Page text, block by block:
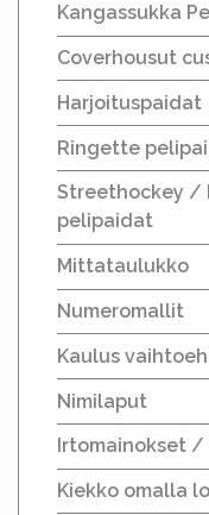
Kangassukka
Coverhousut
Harjoituspaidat
Ringette
Streethockey /
pelipaidat
Mittataulukko
Numeromallit
Kaulus
Nimilaput
Irtomainokset
Kiekko omalla